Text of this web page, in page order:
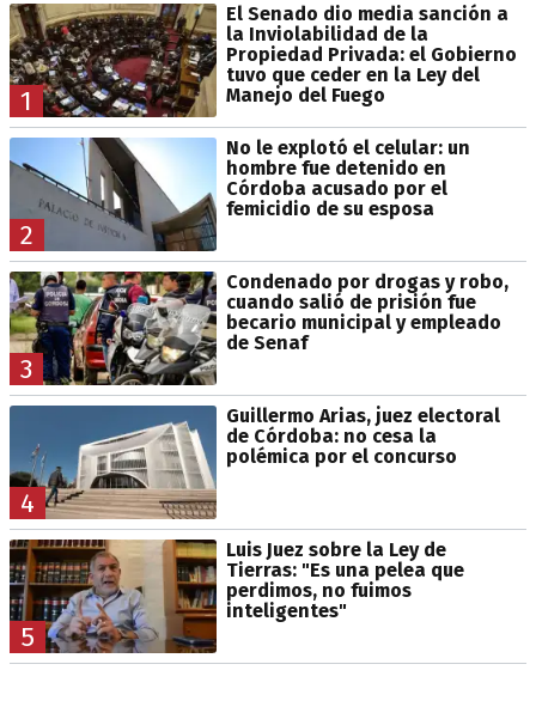
1
El Senado dio media sanción a
la Inviolabilidad de la
Propiedad Privada: el Gobierno
tuvo que ceder en la Ley del
Manejo del Fuego
2
No le explotó el celular: un
hombre fue detenido en
Córdoba acusado por el
femicidio de su esposa
3
Condenado por drogas y robo,
cuando salió de prisión fue
becario municipal y empleado
de Senaf
4
Guillermo Arias, juez electoral
de Córdoba: no cesa la
polémica por el concurso
5
Luis Juez sobre la Ley de
Tierras: "Es una pelea que
perdimos, no fuimos
inteligentes"